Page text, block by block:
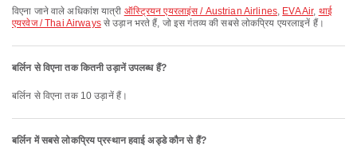
विएना जाने वाले अधिकांश यात्री ऑस्ट्रियन एयरलाइंस / Austrian Airlines, EVA Air, थाई
एयरवेज / Thai Airwaysसे उड़ान भरते हैं, जो इस गंतव्य की सबसे लोकप्रिय एयरलाइनें हैं।
बर्लिन से विएना तक कितनी उड़ानें उपलब्ध हैं?
बर्लिन से विएना तक 10 उड़ानें हैं।
बर्लिन में सबसे लोकप्रिय प्रस्थान हवाई अड्डे कौन से हैं?